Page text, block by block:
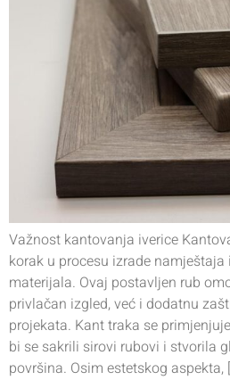
Važnost kantovanja iverice
korak u procesu izrade
materijala. Ovaj postavljen rub
privlačan izgled, već i dodatnu
projekata. Kant traka se
bi se sakrili sirovi rubovi i stvorila
površina. Osim estetskog aspekta,